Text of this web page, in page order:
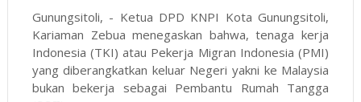
Gunungsitoli, - Ketua DPD KNPI Kota Gunungsitoli,
Kariaman Zebua menegaskan bahwa, tenaga kerja
Indonesia (TKI) atau Pekerja Migran Indonesia (PMI)
yang diberangkatkan keluar Negeri yakni ke Malaysia
bukan bekerja sebagai Pembantu Rumah Tangga